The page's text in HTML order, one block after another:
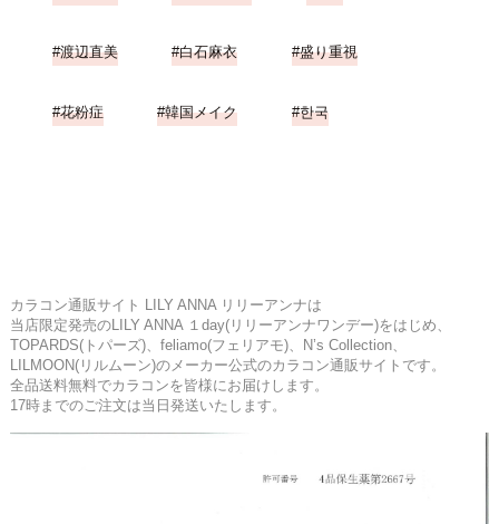
渡辺直美 白石麻衣 盛り重視
花粉症 韓国メイク 한국
カラコン通販サイト LILY ANNA リリーアンナは
当店限定発売のLILY ANNA １day(リリーアンナワンデー)をはじめ、
TOPARDS(トパーズ)、feliamo(フェリアモ)、N’s Collection、
LILMOON(リルムーン)のメーカー公式のカラコン通販サイトです。
全品送料無料でカラコンを皆様にお届けします。
17時までのご注文は当日発送いたします。